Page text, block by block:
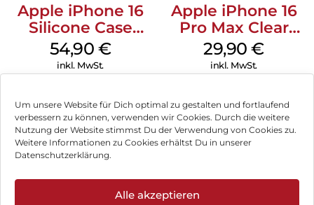
Um unsere Website für Dich optimal zu gestalten und fortlaufend
verbessern zu können, verwenden wir Cookies. Durch die weitere
Nutzung der Website stimmst Du der Verwendung von Cookies zu.
Weitere Informationen zu Cookies erhältst Du in unserer
Datenschutzerklärung.
Alle akzeptieren
Apple iPhone 16
Silicone Case
MagSafe Black
54,90 €
inkl. MwSt.
Apple iPhone 16
Pro Max Clear
Case MagSafe
Transparent
29,90€
inkl. MwSt.
Impressum